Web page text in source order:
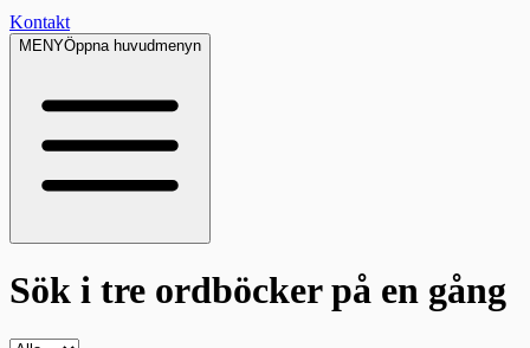
Kontakt
MENYÖppna huvudmenyn
Sök i tre ordböckerpå en gång